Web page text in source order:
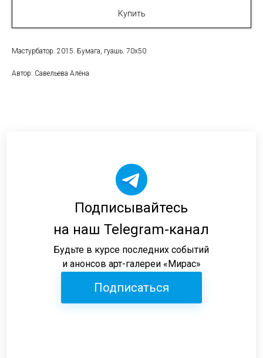
Купить
Мастурбатор. 2015. Бумага, гуашь. 70х50
Автор: Савельева Алёна
Подписывайтесь
на наш Telegram-канал
Будьте в курсе последних событий
и анонсов арт-галереи «Мирас»
Подписаться